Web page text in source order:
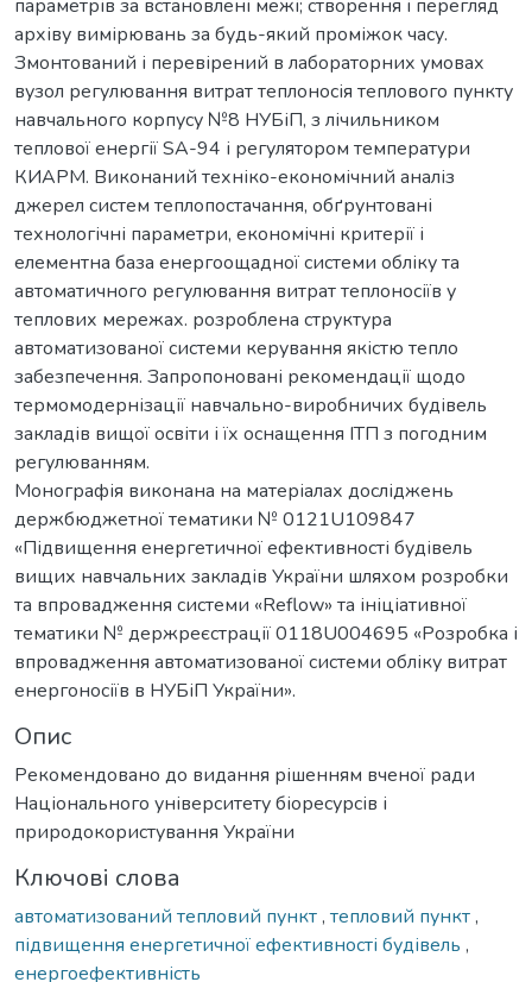
параметрів за встановлені межі; створення і перегляд
архіву вимірювань за будь-який проміжок часу.
Змонтований і перевірений в лабораторних умовах
вузол регулювання витрат теплоносія теплового пункту
навчального корпусу №8 НУБіП, з лічильником
теплової енергії SA-94 і регулятором температури
КИАРМ. Виконаний техніко-економічний аналіз
джерел систем теплопостачання, обґрунтовані
технологічні параметри, економічні критерії і
елементна база енергоощадної системи обліку та
автоматичного регулювання витрат теплоносіїв у
теплових мережах. розроблена структура
автоматизованої системи керування якістю тепло
забезпечення. Запропоновані рекомендації щодо
термомодернізації навчально-виробничих будівель
закладів вищої освіти і їх оснащення ІТП з погодним
регулюванням.
Монографія виконана на матеріалах досліджень
держбюджетної тематики № 0121U109847
«Підвищення енергетичної ефективності будівель
вищих навчальних закладів України шляхом розробки
та впровадження системи «Reflow» та ініціативної
тематики № держреєстрації 0118U004695 «Розробка і
впровадження автоматизованої системи обліку витрат
енергоносіїв в НУБіП України».
Опис
Рекомендовано до видання рішенням вченої ради
Національного університету біоресурсів і
природокористування України
Ключові слова
автоматизований тепловий пункт, тепловий пункт,
підвищення енергетичної ефективності будівель ,
енергоефективність